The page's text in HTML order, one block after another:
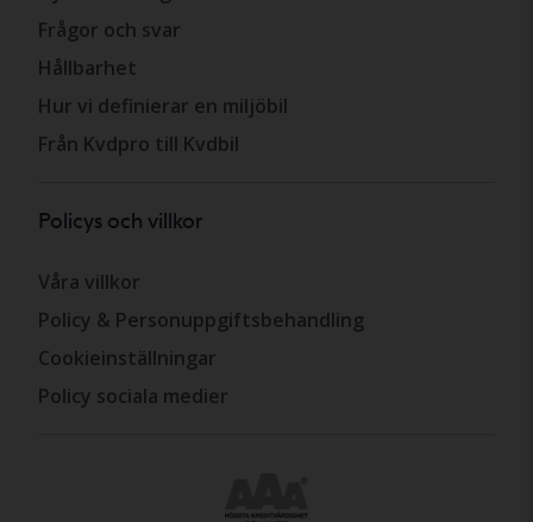
Frågor och svar
Hållbarhet
Hur vi definierar en miljöbil
Från Kvdpro till Kvdbil
Policys och villkor
Våra villkor
Policy & Personuppgiftsbehandling
Cookieinställningar
Policy sociala medier